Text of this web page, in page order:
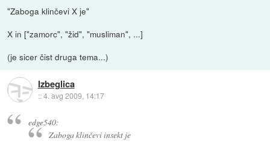
"Zaboga klinčevi X je"
X in ["zamorc", "žid", "musliman", ...]
(je sicer čist druga tema...)
Izbeglica
::4. avg 2009, 14:17
edge540:
Zaboga klinčevi insekt je